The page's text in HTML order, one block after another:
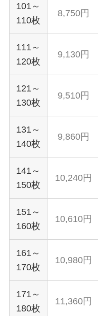
101～
110枚
8,750円
111～
120枚
9,130円
121～
130枚
9,510円
131～
140枚
9,860円
141～
150枚
10,240円
151～
160枚
10,610円
161～
170枚
10,980円
171～
180枚
11,360円